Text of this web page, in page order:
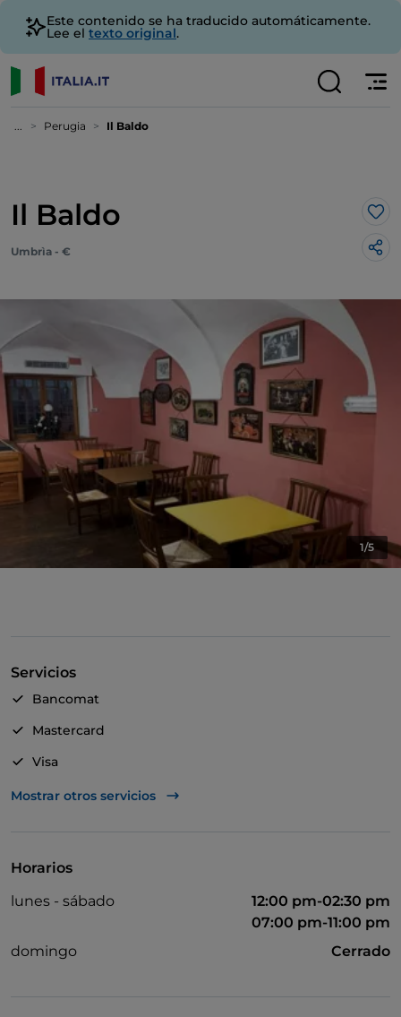
Este contenido se ha traducido automáticamente.
Lee el texto original.
... Perugia Il Baldo
Il Baldo Me
Umbrìa - €
1/5
Servicios
Bancomat
Mastercard
Visa
Se admiten animales
Mostrar otros servicios
Horarios
lunes - sábado
12:00 pm-02:30 pm
07:00 pm-11:00 pm
domingo
Cerrado